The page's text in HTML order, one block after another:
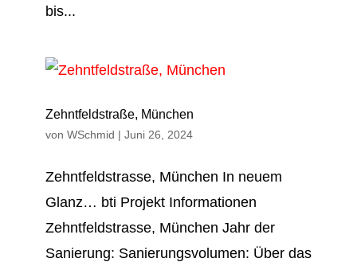
bis...
Zehntfeldstraße, München
von WSchmid | Juni 26, 2024
Zehnt­feld­strasse, Mün­­chen In neuem
Glanz… bti Projekt Informationen
Zehntfeldstrasse, München Jahr der
Sanierung: San­ierungs­volumen: Über das